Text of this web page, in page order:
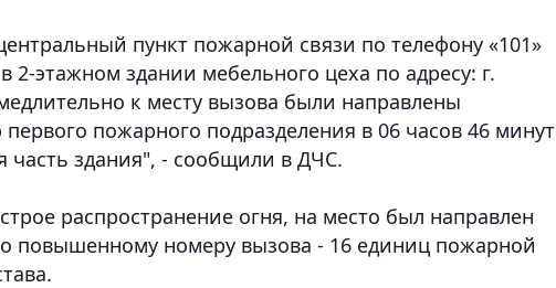
пункт пожарной связи по телефону «101»
этажном здании мебельного цеха по адресу: г.
к месту вызова были направлены
пожарного подразделения в 06 часов 46 минут
здания", - сообщили в ДЧС.
распространение огня, на место был направлен
повышенному номеру вызова - 16 единиц пожарной